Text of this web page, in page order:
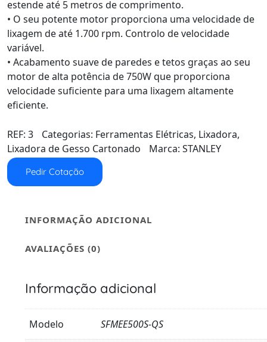
estende até 5 metros de comprimento.
• O seu potente motor proporciona uma velocidade de
lixagem de até 1.700 rpm. Controlo de velocidade
variável.
• Acabamento suave de paredes e tetos graças ao seu
motor de alta potência de 750W que proporciona
velocidade suficiente para uma lixagem altamente
eficiente.
REF: 3 Categorias: Ferramentas Elétricas, Lixadora,
Lixadora de Gesso Cartonado
Marca: STANLEY
Pedir Cotação
INFORMAÇÃO ADICIONAL
AVALIAÇÕES (0)
Informação adicional
Modelo SFMEE500S-QS